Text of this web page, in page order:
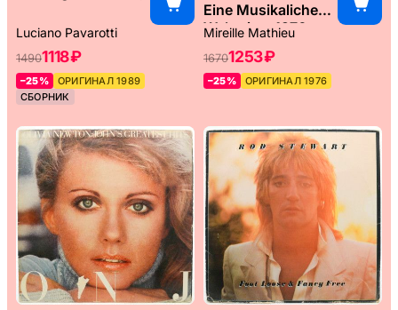
Luciano Pavarotti
14901118 ₽
–25%
ОРИГИНАЛ 1989
СБОРНИК
Eine Musikaliche
Weltreise, 1976
Mireille Mathieu
16701253 ₽
–25% ОРИГИНАЛ 1976